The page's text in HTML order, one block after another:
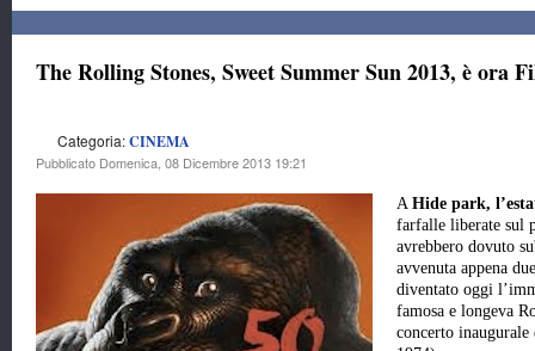
The Rolling Stones, Sweet Summer Sun 2013, è ora
Categoria:CINEMA
Pubblicato Domenica, 08 Dicembre 2013 19:21
A Hide park,
farfalle liberate sul
avrebbero dovuto
avvenuta appena
diventato oggi
famosa e longeva
concerto